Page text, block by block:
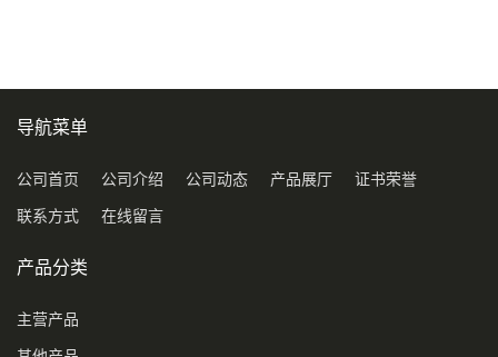
导航菜单
公司首页 公司介绍 公司动态 产品展厅 证书荣誉
联系方式 在线留言
产品分类
主营产品